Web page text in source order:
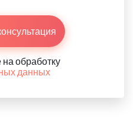
обработку
данных